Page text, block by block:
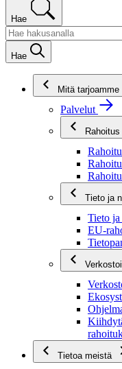
Hae
Hae
Mitä tarjoamme
Palvelut
Rahoitus
Tieto ja
Tieto ja
EU-
Tietoa meistä